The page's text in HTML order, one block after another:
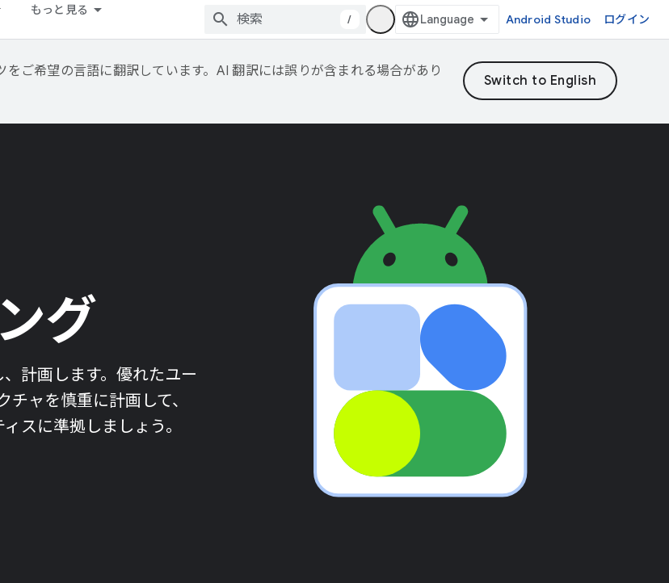
もっと見る
/ Android Studio ログイン
ご希望の言語に翻訳しています。AI 翻訳には誤りが含まれる場合があり
グ
計画します。優れたユー
ャを慎重に計画して、
スに準拠しましょう。